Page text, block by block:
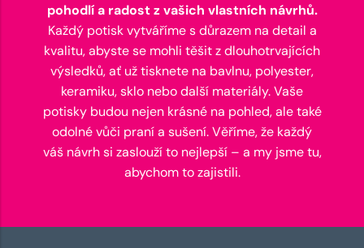
pohodlí a radost z vašich vlastních návrhů.
Každý potisk vytváříme s důrazem na detail a
kvalitu, abyste se mohli těšit z dlouhotrvajících
výsledků, ať už tisknete na bavlnu, polyester,
keramiku, sklo nebo další materiály. Vaše
potisky budou nejen krásné na pohled, ale také
odolné vůči praní a sušení. Věříme, že každý
váš návrh si zaslouží to nejlepší – a my jsme tu,
abychom to zajistili.